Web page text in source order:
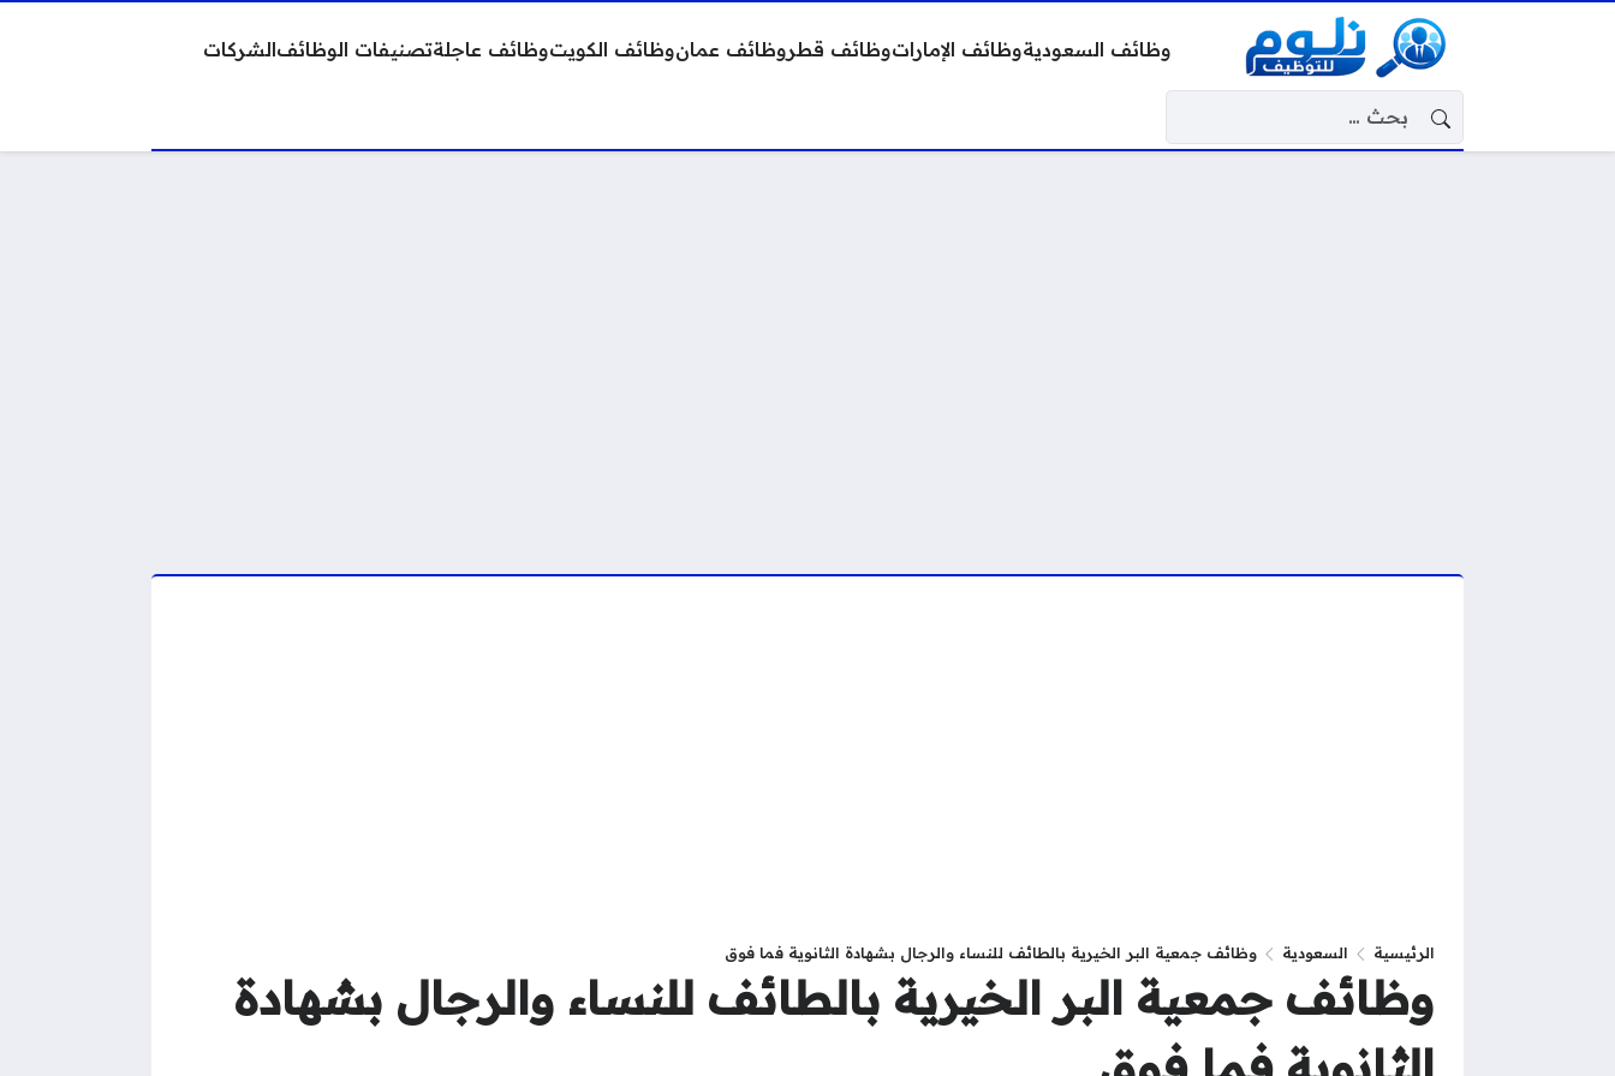
وظائف السعوديةوظائف الإماراتوظائف قطروظائف عمانوظائف الكويتوظائف عاجلةتصنيفات الوظائفالشركات
البحث عن:
الرئيسية السعودية وظائف جمعية البر الخيرية بالطائف للنساء والرجال بشهادة الثانوية فما فوق
وظائف جمعية البر الخيرية بالطائف للنساء والرجال بشهادة